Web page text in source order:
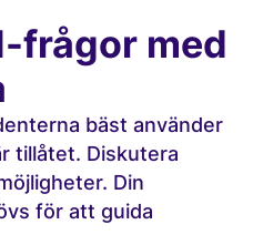
frågor med
bäst använder
tillåtet. Diskutera
Din
för att guida